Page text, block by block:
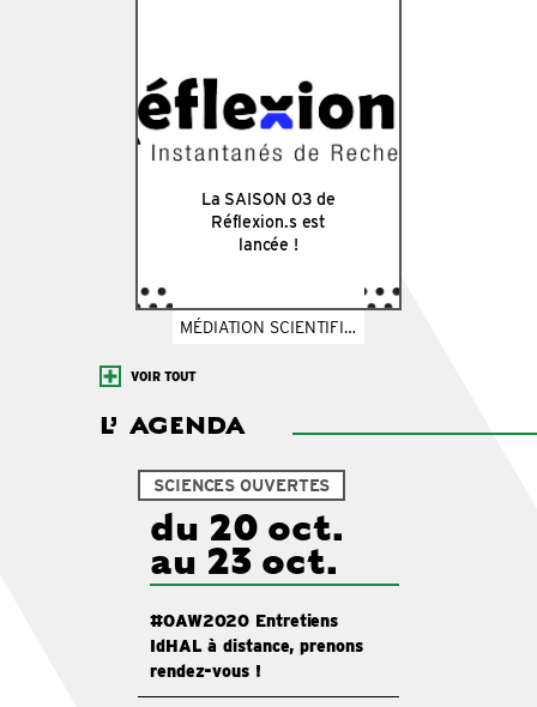
La SAISON 03 de
Réflexion.s est
lancée !
MÉDIATION SCIENTIFIQUE
VOIR TOUT
L’ AGENDA
SCIENCES OUVERTES
du 20 oct.
au 23 oct.
#OAW2020 Entretiens
IdHAL à distance, prenons
rendez-vous !